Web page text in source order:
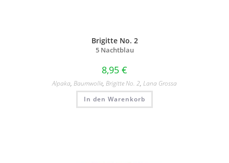
Brigitte No. 2
5 Nachtblau
8,95 €
Alpaka, Baumwolle, Brigitte No. 2, Lana Grossa
In den Warenkorb